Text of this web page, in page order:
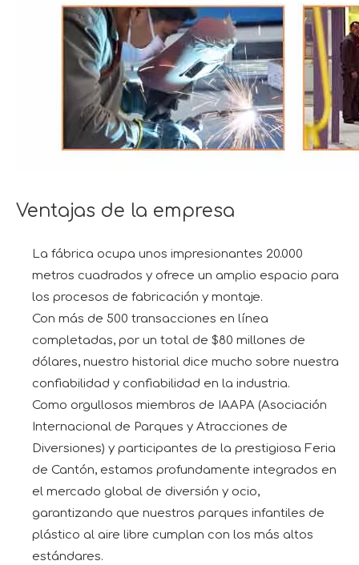
Ventajas de la empresa
La fábrica ocupa unos impresionantes 20.000
metros cuadrados y ofrece un amplio espacio para
los procesos de fabricación y montaje.
Con más de 500 transacciones en línea
completadas, por un total de $80 millones de
dólares, nuestro historial dice mucho sobre nuestra
confiabilidad y confiabilidad en la industria.
Como orgullosos miembros de IAAPA (Asociación
Internacional de Parques y Atracciones de
Diversiones) y participantes de la prestigiosa Feria
de Cantón, estamos profundamente integrados en
el mercado global de diversión y ocio,
garantizando que nuestros parques infantiles de
plástico al aire libre cumplan con los más altos
estándares.